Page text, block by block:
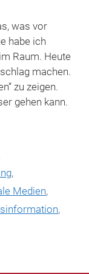
was vor
habe ich
Raum. Heute
machen.
zu zeigen.
gehen kann.
,
Medien,
,